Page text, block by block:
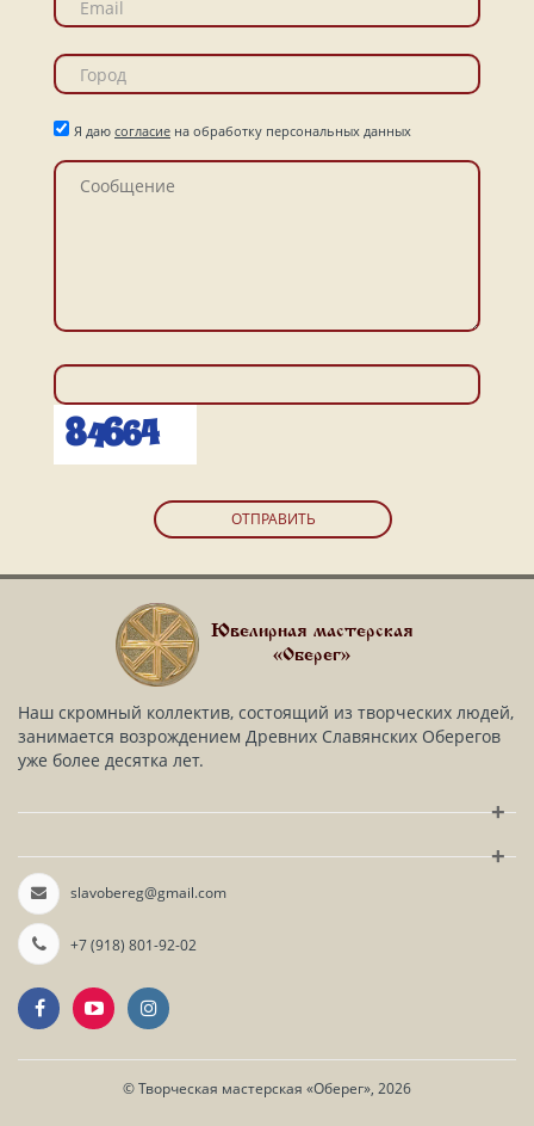
Я даю согласие на обработку персональных данных
ОТПРАВИТЬ
Ювелирная мастерская
«Оберег»
Наш скромный коллектив, состоящий из творческих людей,
занимается возрождением Древних Славянских Оберегов
уже более десятка лет.
+
+
slavobereg@gmail.com
+7 (918) 801-92-02
©Творческая мастерская «Оберег», 2026